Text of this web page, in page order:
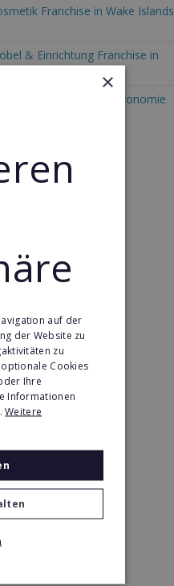
Franchise in Wake Islands
& Einrichtung Franchise in
Islands
& Systemgastronomie
×
auf der
der Website zu
zu
Cookies
Ihre
Informationen
Weitere